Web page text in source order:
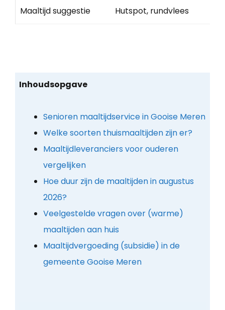
Maaltijd suggestie Hutspot, rundvlees
Inhoudsopgave
Senioren maaltijdservice in Gooise Meren
Welke soorten thuismaaltijden zijn er?
Maaltijdleveranciers voor ouderen
vergelijken
Hoe duur zijn de maaltijden in augustus
2026?
Veelgestelde vragen over (warme)
maaltijden aan huis
Maaltijdvergoeding (subsidie) in de
gemeente Gooise Meren